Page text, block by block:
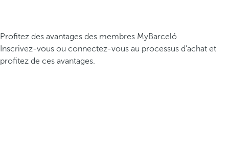
Profitez des avantages des membres MyBarceló
Inscrivez-vous ou connectez-vous au processus d’achat et
profitez de ces avantages.